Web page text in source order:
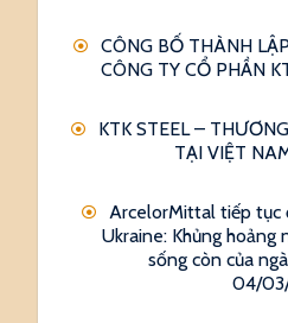
CÔNG BỐ THÀNH
CÔNG TY CỔ PHẦN
KTK STEEL –
TẠI VIỆT
ArcelorMittal tiếp tục
Ukraine: Khủng hoảng
sống còn của
04/